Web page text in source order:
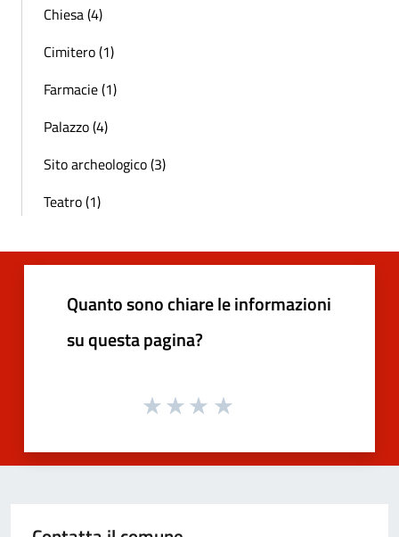
Chiesa (4)
Cimitero (1)
Farmacie (1)
Palazzo (4)
Sito archeologico (3)
Teatro (1)
Quanto sono chiare le informazioni
su questa pagina?